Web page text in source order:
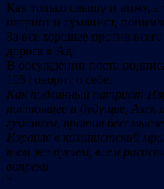
Как только слышу и вижу, а
патриот и гуманист,
За все хорошее против
дорога в Ад.
В обсуждении поста
105 говорит о себе:
Как подлинный патриот
настоящее и будущее, Алек
гуманизм, против
Израиля в каханистский
тем же путем, всем
вопреки.
*